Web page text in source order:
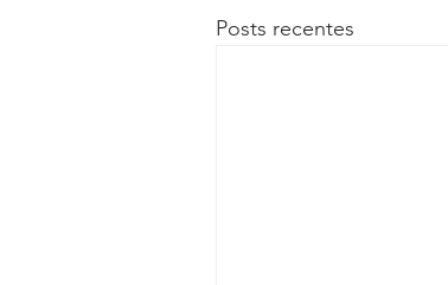
Posts recentes